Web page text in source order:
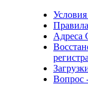
Адреса
Вопрос